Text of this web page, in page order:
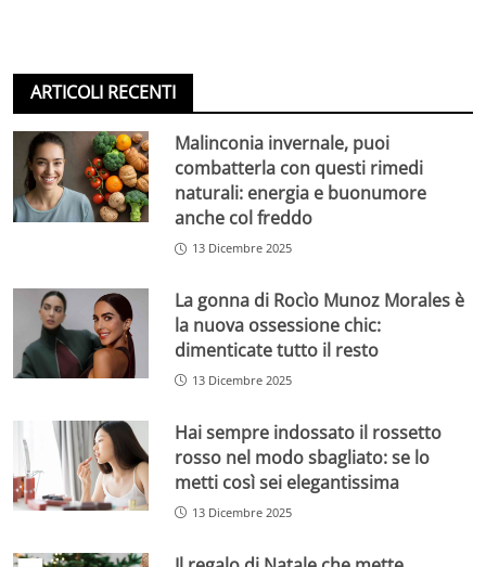
ARTICOLI RECENTI
Malinconia invernale, puoi
combatterla con questi rimedi
naturali: energia e buonumore
anche col freddo
13 Dicembre 2025
La gonna di Rocìo Munoz Morales è
la nuova ossessione chic:
dimenticate tutto il resto
13 Dicembre 2025
Hai sempre indossato il rossetto
rosso nel modo sbagliato: se lo
metti così sei elegantissima
13 Dicembre 2025